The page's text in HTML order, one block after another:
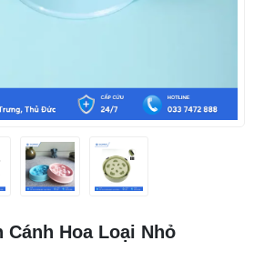
Cánh Hoa Loại Nhỏ